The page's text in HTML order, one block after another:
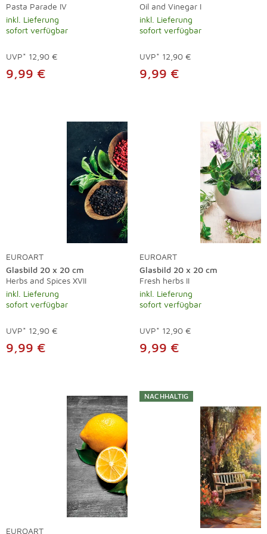
Pasta Parade IV
inkl. Lieferung
sofort verfügbar
UVP* 12,90 €
9,99 €
Oil and Vinegar I
inkl. Lieferung
sofort verfügbar
UVP* 12,90 €
9,99 €
EUROART
Glasbild 20 x 20 cm
Herbs and Spices XVII
inkl. Lieferung
sofort verfügbar
UVP* 12,90 €
9,99 €
EUROART
Glasbild 20 x 20 cm
Fresh herbs II
inkl. Lieferung
sofort verfügbar
UVP* 12,90 €
9,99 €
EUROART
NACHHALTIG